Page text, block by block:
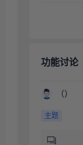
功能讨论
（）
主题